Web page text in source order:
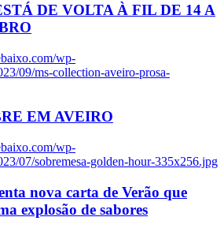
DE VOLTA À FIL DE 14 A
wp-
09/ms-collection-aveiro-prosa-
EM AVEIRO
wp-
07/sobremesa-golden-hour-335x256.jpg
nova carta de Verão que
explosão de sabores